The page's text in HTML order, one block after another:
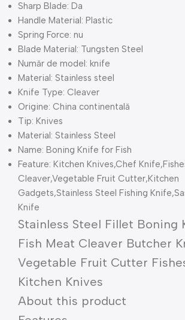
Sharp Blade: Da
Handle Material: Plastic
Spring Force: nu
Blade Material: Tungsten Steel
Număr de model: knife
Material: Stainless steel
Knife Type: Cleaver
Origine: China continentală
Tip: Knives
Material: Stainless Steel
Name: Boning Knife for Fish
Feature: Kitchen Knives,Chef
Cleaver,Vegetable Fruit Cutter,Kitchen
Gadgets,Stainless Steel Fishing
Knife
Stainless Steel Fillet Boning
Fish Meat Cleaver Butcher
Vegetable Fruit Cutter
Kitchen Knives
About this product